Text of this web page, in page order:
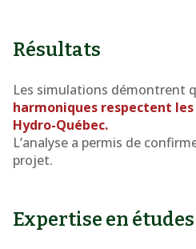
Résultats
Les simulations démontrent
harmoniques respectent
Hydro-Québec.
L’analyse a permis de
projet.
Expertise en